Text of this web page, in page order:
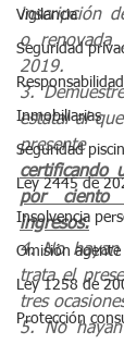
Vigilancia
Seguridad
Inmobiliarias
Seguridad
Ley 2445 de
Insolvencia
Omisión
Ley 1258 de
Protección
inscripción
o
2019.
3.
estatal al
certificando
por
ingresos.
4. No
trata el
tres
5. No